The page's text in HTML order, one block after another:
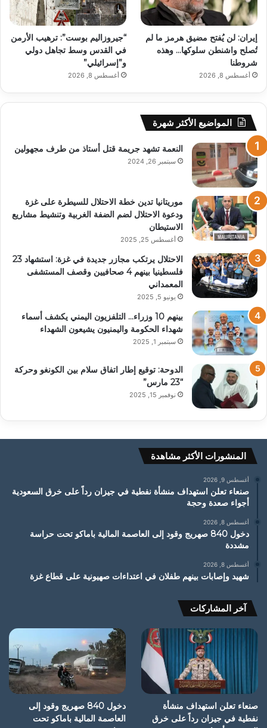
إيران: لن يُفتح مضيق هرمز ما لم
تُصلح واشنطن سلوكها… وهذه
شروطنا
أغسطس 8, 2026
“جيروزاليم بوست”: ترهيب الأرمن
في القدس وسط تجاهل دولي
و”إسرائيلي”
أغسطس 8, 2026
المواضيع الأكثر شهرة
النعمة تشهد جريمة قتل أستاذ من طرف مجهولين
سبتمبر 26, 2024
موريتانيا تدين خطة الاحتلال للسيطرة على غزة
ودعوة الاحتلال لضم الضفة الغربية وتنشيط مشاريع
الاستيطان
أغسطس 25, 2025
الاحتلال يرتكب مجازر جديدة في غزة: استشهاد 23
فلسطينيا بينهم 4 صحافيين وقصف المستشفى
المعمداني
يونيو 5, 2025
بينهم 10 وزراء… التلفزيون اليمني يكشف أسماء
شهداء الحكومة واليمنيون يشيعون الشهداء
سبتمبر 1, 2025
الدوحة: توقيع إطار اتفاق سلام بين الكونغو وحركة
“23 مارس”
نوفمبر 15, 2025
المنشورات الأكثر مشاهدة
أغسطس 9, 2026
صنعاء تعلن استهداف منشأة نفطية في جيزان رداً على خرق السعودية
أجواء صعدة وحجة
أغسطس 8, 2026
دخول 840 صهريج وقود إلى العاصمة المالية باماكو تحت حراسة
مشددة
أغسطس 8, 2026
شهيد وإصابات بينهم طفلان في اعتداءات صهيونية على قطاع غزة
آخر المشاركات
صنعاء تعلن استهداف منشأة
نفطية في جيزان رداً على خرق
دخول 840 صهريج وقود إلى
العاصمة المالية باماكو تحت